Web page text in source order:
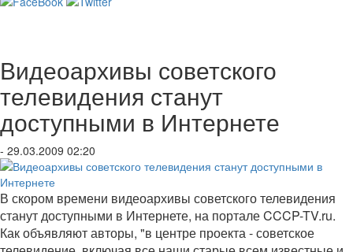
Видеоархивы советского
телевидения станут
доступными в Интернете
- 29.03.2009 02:20
В скором времени видеоархивы советского телевидения
станут доступными в Интернете, на портале CCCP-TV.ru.
Как объявляют авторы, "в центре проекта - советское